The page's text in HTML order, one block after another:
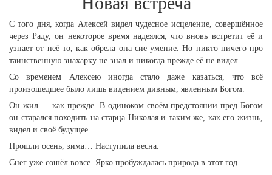
С того дня, когда Алексей видел чудесное исцеление, совершённое
через Раду, он некоторое время надеялся, что вновь встретит её и
узнает от неё то, как обрела она сие умение. Но никто ничего про
таинственную знахарку не знал и никогда прежде её не видел.
Со временем Алексею иногда стало даже казаться, что всё
произошедшее было лишь видением дивным, явленным Богом.
Он жил — как прежде. В одиноком своём предстоянии пред Богом
он старался походить на старца Николая и таким же, как его жизнь,
видел и своё будущее…
Прошли осень, зима… Наступила весна.
Снег уже сошёл вовсе. Ярко пробуждалась природа в этот год.